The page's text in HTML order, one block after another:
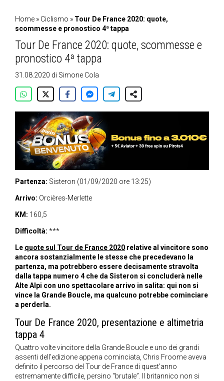
Home » Ciclismo » Tour De France 2020: quote,
scommesse e pronostico 4ª tappa
Tour De France 2020: quote, scommesse e
pronostico 4ª tappa
31.08.2020 di Simone Cola
Partenza: Sisteron (01/09/2020 ore 13:25)
Arrivo: Orcières-Merlette
KM: 160,5
Difficoltà: ***
Le quote sul Tour de France 2020 relative al vincitore sono
ancora sostanzialmente le stesse che precedevano la
partenza, ma potrebbero essere decisamente stravolta
dalla tappa numero 4 che da Sisteron si concluderà nelle
Alte Alpi con uno spettacolare arrivo in salita: qui non si
vince la Grande Boucle, ma qualcuno potrebbe cominciare
a perderla.
Tour De France 2020, presentazione e altimetria
tappa 4
Quattro volte vincitore della Grande Boucle e uno dei grandi
assenti dell’edizione appena cominciata, Chris Froome aveva
definito il percorso del Tour de France di quest’anno
estremamente difficile, persino “brutale”. Il britannico non si